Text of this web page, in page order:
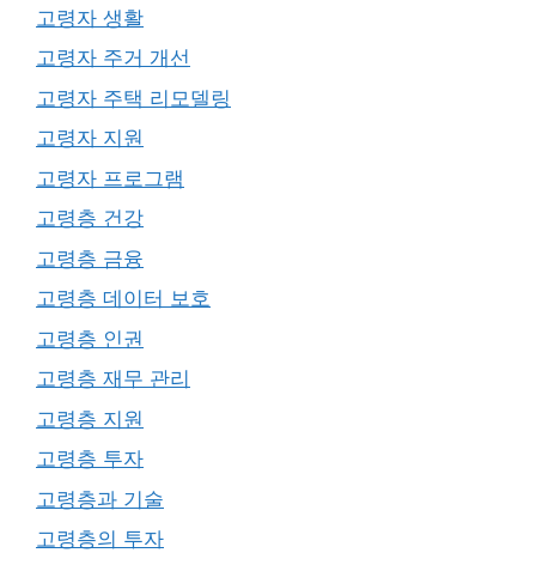
고령자 생활
고령자 주거 개선
고령자 주택 리모델링
고령자 지원
고령자 프로그램
고령층 건강
고령층 금융
고령층 데이터 보호
고령층 인권
고령층 재무 관리
고령층 지원
고령층 투자
고령층과 기술
고령층의 투자